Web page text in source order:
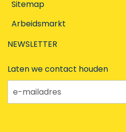
Sitemap
Arbeidsmarkt
NEWSLETTER
Laten we contact houden
e-mailadres